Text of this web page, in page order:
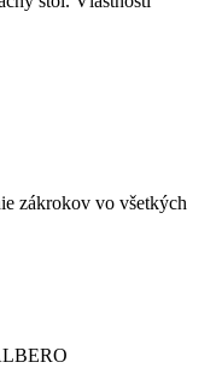
zákrokov vo všetkých